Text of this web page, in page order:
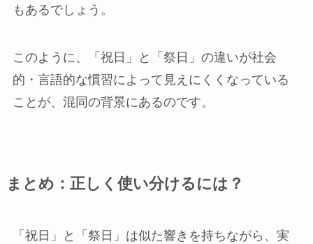
もあるでしょう。
このように、「祝日」と「祭日」の違いが社会
的・言語的な慣習によって見えにくくなっている
ことが、混同の背景にあるのです。
まとめ：正しく使い分けるには？
「祝日」と「祭日」は似た響きを持ちながら、実